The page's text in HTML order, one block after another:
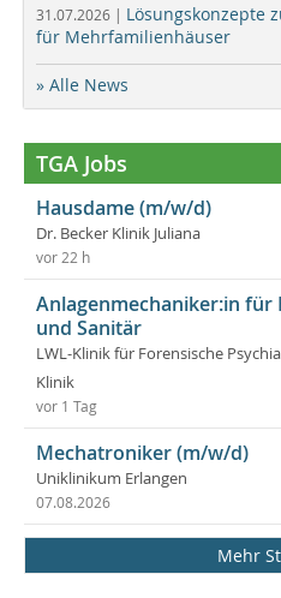
31.07.2026 | Lösungskonzepte
für Mehrfamilienhäuser
» Alle News
TGA Jobs
Hausdame (m/w/d)
Dr. Becker Klinik Juliana
vor 22 h
Anlagenmechaniker:in für
und Sanitär
LWL-Klinik für Forensische
Klinik
vor 1 Tag
Mechatroniker (m/w/d)
Uniklinikum Erlangen
07.08.2026
Mehr